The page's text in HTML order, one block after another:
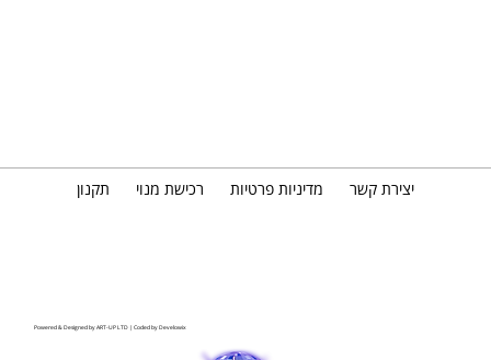
Powered & Designed byART-UP LTD | Coded byDevelowix
תקנון רכישת מנוי מדיניות פרטיות יצירת קשר